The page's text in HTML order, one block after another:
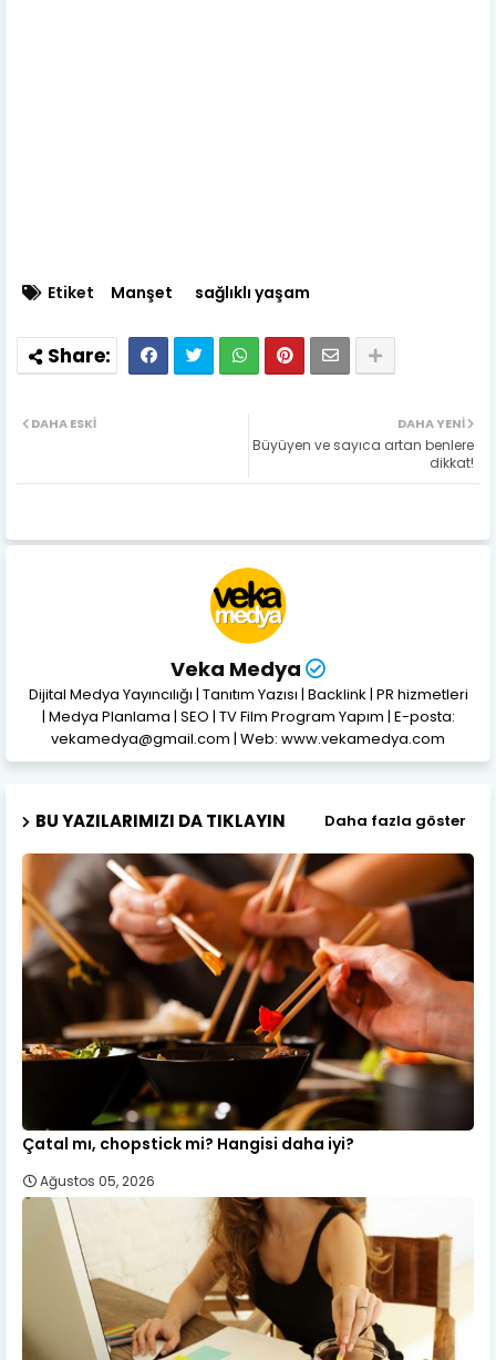
Etiket Manşet sağlıklı yaşam
DAHA YENI
Büyüyen ve sayıca artan benlere
dikkat!
DAHA ESKI
Veka Medya
Dijital Medya Yayıncılığı | Tanıtım Yazısı | Backlink | PR hizmetleri
| Medya Planlama | SEO | TV Film Program Yapım | E-posta:
vekamedya@gmail.com | Web: www.vekamedya.com
BU YAZILARIMIZI DA TIKLAYIN Daha fazla göster
Çatal mı, chopstick mi? Hangisi daha iyi?
Ağustos 05, 2026